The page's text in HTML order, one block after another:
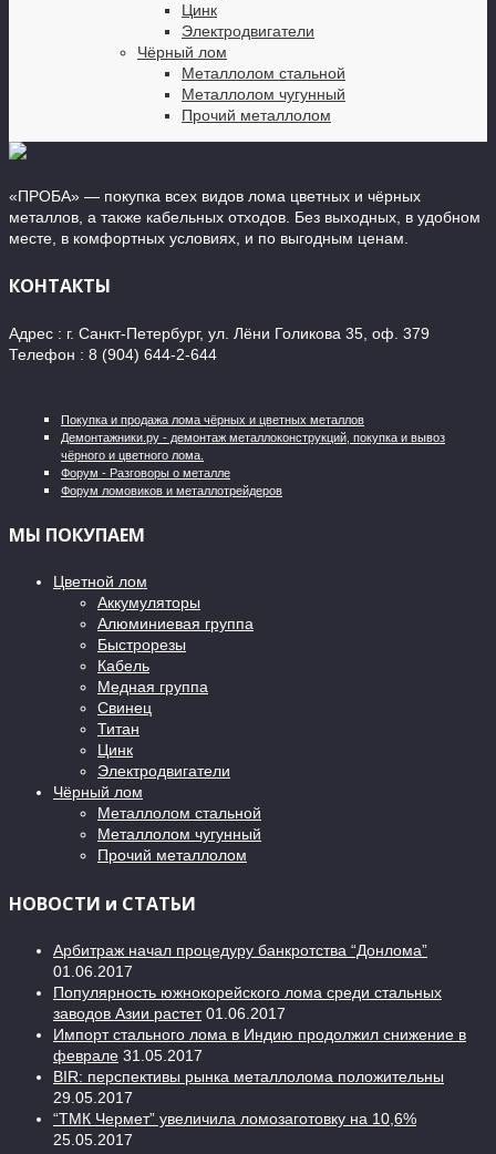
Цинк
Электродвигатели
Чёрный лом
Металлолом стальной
Металлолом чугунный
Прочий металлолом
«ПРОБА» — покупка всех видов лома цветных и чёрных
металлов, а также кабельных отходов. Без выходных, в удобном
месте, в комфортных условиях, и по выгодным ценам.
КОНТАКТЫ
Адрес : г. Санкт-Петербург, ул. Лёни Голикова 35, оф. 379
Телефон : 8 (904) 644-2-644
Покупка и продажа лома чёрных и цветных металлов
Демонтажники.ру - демонтаж металлоконструкций, покупка и вывоз
чёрного и цветного лома.
Форум - Разговоры о металле
Форум ломовиков и металлотрейдеров
МЫ ПОКУПАЕМ
Цветной лом
Аккумуляторы
Алюминиевая группа
Быстрорезы
Кабель
Медная группа
Свинец
Титан
Цинк
Электродвигатели
Чёрный лом
Металлолом стальной
Металлолом чугунный
Прочий металлолом
НОВОСТИ и СТАТЬИ
Арбитраж начал процедуру банкротства “Донлома”
01.06.2017
Популярность южнокорейского лома среди стальных
заводов Азии растет 01.06.2017
Импорт стального лома в Индию продолжил снижение в
феврале 31.05.2017
BIR: перспективы рынка металлолома положительны
29.05.2017
“ТМК Чермет” увеличила ломозаготовку на 10,6%
25.05.2017